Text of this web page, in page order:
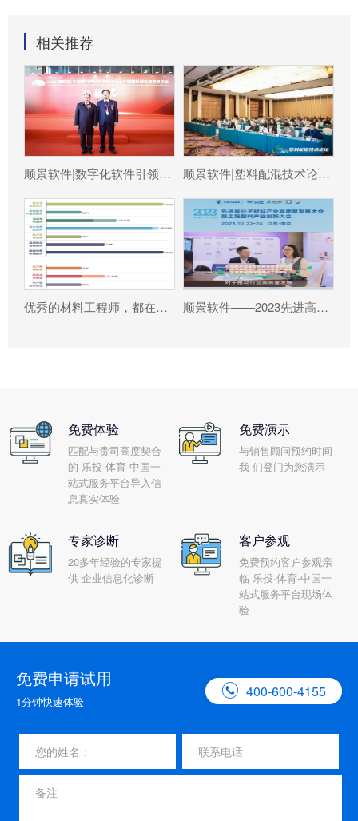
相关推荐
顺景软件|数字化软件引领新材料产业绿色智造新篇章 顺景软件|塑料配混技术论坛上展示数字化的力量
优秀的材料工程师，都在跟这个新朋友打交道! 顺景软件——2023先进高分子材料产业高质量发展大会暨工程塑料产业创新大会
免费体验
匹配与贵司高度契合
的 乐投·体育-中国一
站式服务平台导入信
息真实体验
免费演示
与销售顾问预约时间
我 们登门为您演示
专家诊断
20多年经验的专家提
供 企业信息化诊断
客户参观
免费预约客户参观亲
临 乐投·体育-中国一
站式服务平台现场体
验
免费申请试用
1分钟快速体验
 400-600-4155